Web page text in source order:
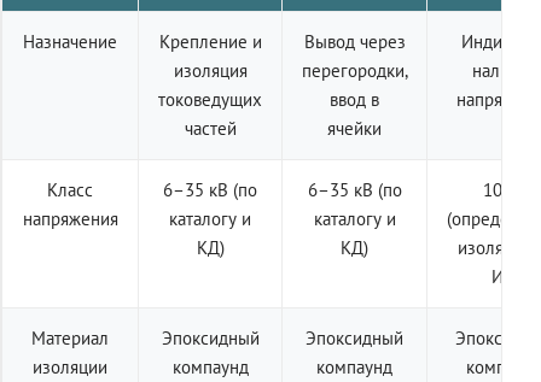
Назначение
Крепление и
изоляция
токоведущих
частей
Вывод через
перегородки,
ввод в
ячейки
наличия
Класс
напряжения
6–35 кВ (по
каталогу и
КД)
6–35 кВ (по
каталогу и
КД)
10 кВ
ИЕ)
Материал
изоляции
Эпоксидный
компаунд
Эпоксидный
компаунд
компаунд